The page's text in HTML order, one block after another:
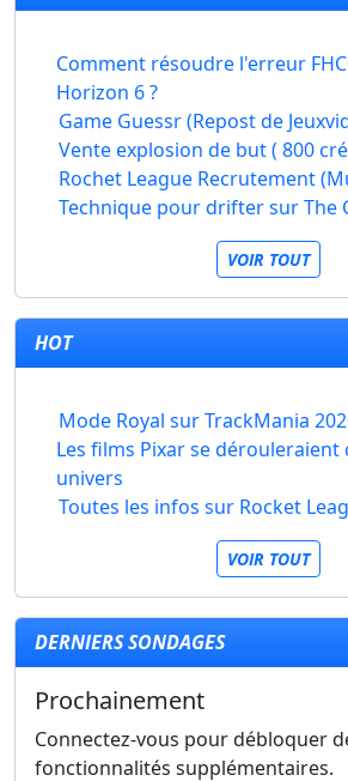
Comment résoudre l'erreur
Horizon 6 ?
Game Guessr (Repost de
Vente explosion de but ( 800
Rochet League Recrutement
Technique pour drifter sur The
VOIR TOUT
HOT
Mode Royal sur TrackMania
Les films Pixar se dérouleraient
univers
Toutes les infos sur Rocket
VOIR TOUT
DERNIERS SONDAGES
Prochainement
Connectez-vous pour débloquer
fonctionnalités supplémentaires.